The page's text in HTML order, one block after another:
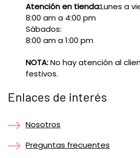
Atención en tienda:Lunes a
8:00 am a 4:00 pm
Sábados:
8:00 am a 1:00 pm
NOTA:No hay atención al
festivos.
Enlaces de interés
Nosotros
Preguntas frecuentes